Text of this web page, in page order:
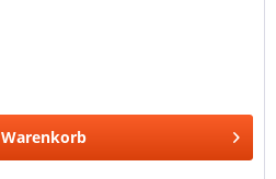
Warenkorb